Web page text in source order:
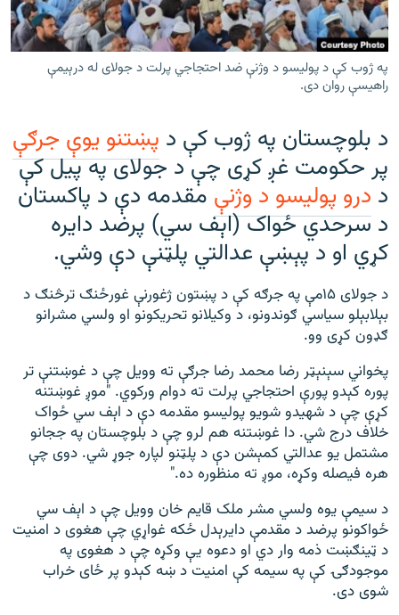
Gandhara
موږ وڅارئ
د ازادې اروپا راډیو ټولې ووبپاڼې
په ژوب کې د پولیسو د وژنې ضد احتجاجي پرلت د جولای له درېیمې
راهیسې روان دی.
د بلوچستان په ژوب کې د پښتنو یوې جرګې
پر حکومت غږ کړی چې د جولای په پیل کې
د درو پولیسو د وژنې مقدمه دې د پاکستان
د سرحدي ځواک (اېف سي) پرضد دایره
کړي او د پېښې عدالتي پلټنې دې وشي.
د جولای ۱۵مې په جرګه کې د پښتون ژغورنې غورځنګ ترڅنګ د
بېلابېلو سياسي ګوندونو، د وکيلانو تحريکونو او ولسي مشرانو
ګډون کړی وو.
پخواني سېنېټر رضا محمد رضا جرګې ته وويل چې د غوښتنې تر
پوره کېدو پورې احتجاجي پرلت ته دوام ورکوي. "موږ غوښتنه
کړې چې د شهيدو شويو پولیسو مقدمه دې د اېف سي ځواک
خلاف درج شي. دا غوښتنه هم لرو چې د بلوچستان په ججانو
مشتمل يو عدالتي کمېشن دې د پلټنو لپاره جوړ شي. دوی چې
هره فیصله وکړه، موږ ته منظوره ده."
د سیمې یوه ولسي مشر ملک قایم خان وویل چې د اېف سي
ځواکونو پرضد د مقدمې دایرېدل ځکه غواړي چې هغوی د امنیت
د ټینګښت ذمه وار دي او دعوه یې وکړه چې د هغوی په
موجودګۍ کې په سیمه کې امنیت د ښه کېدو پر ځای خراب
شوی دی.